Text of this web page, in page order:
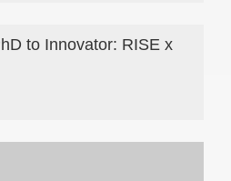
to Innovator: RISE x